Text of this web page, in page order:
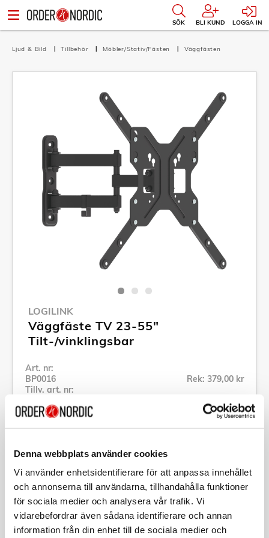
Denna webbplats använder cookies
Vi använder enhetsidentifierare för att anpassa innehållet
och annonserna till användarna, tillhandahålla funktioner
för sociala medier och analysera vår trafik. Vi
vidarebefordrar även sådana identifierare och annan
information från din enhet till de sociala medier och
SÖK BLI KUND LOGGA IN
Ljud & Bild Tillbehör Möbler/Stativ/Fästen Väggfästen
LOGILINK
Väggfäste TV 23-55"
Tilt-/vinklingsbar
Art. nr:
BP0016
Tillv. art. nr:
Rek: 379,00 kr
Se alla produkter inom LogiLink
Beskrivning
Art. nr:BP0016